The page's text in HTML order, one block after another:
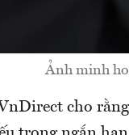
Ảnh minh
cho